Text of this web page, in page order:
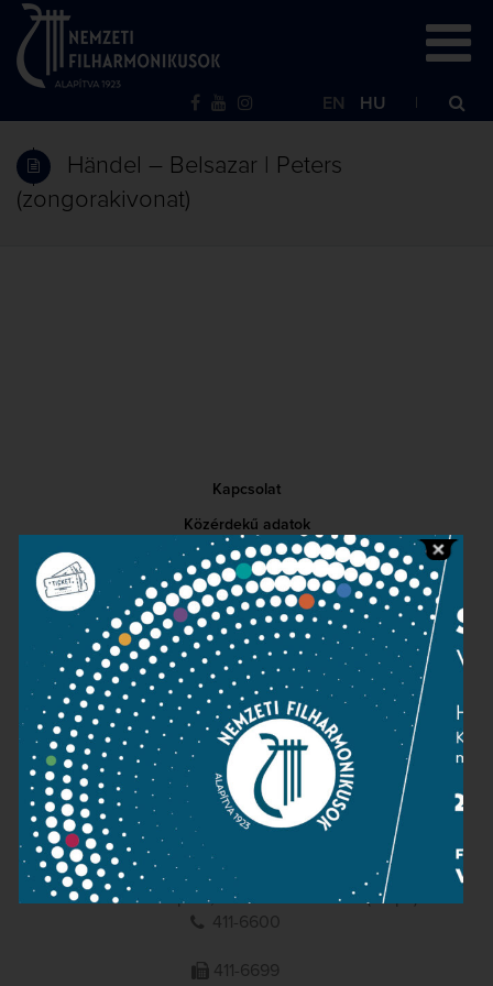
EN HU
Händel – Belsazar | Peters
(zongorakivonat)
Kapcsolat
Közérdekű adatok
Sajtószoba
Adatvédelem
Impresszum
NEMZETI
FILHARMONIKUSOK
1095 Budapest, Komor Marcell u. 1. (Müpa)
411-6600
411-6699